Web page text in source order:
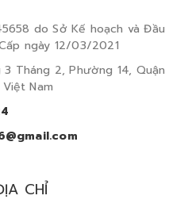
do Sở Kế hoạch và Đầu
ngày 12/03/2021
Tháng 2, Phường 14, Quận
Nam
CHỈ